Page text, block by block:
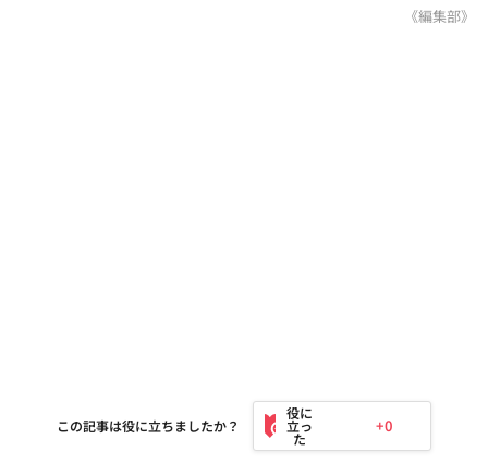
《編集部》
この記事は役に立ちましたか？ +0